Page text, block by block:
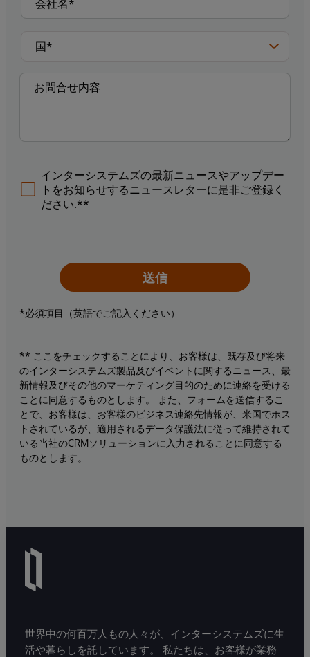
インターシステムズの最新ニュースやアップデー
トをお知らせするニュースレターに是非ご登録く
ださい.**
送信
*必須項目（英語でご記入ください）
** ここをチェックすることにより、お客様は、既存及び将来
のインターシステムズ製品及びイベントに関するニュース、最
新情報及びその他のマーケティング目的のために連絡を受ける
ことに同意するものとします。 また、フォームを送信するこ
とで、お客様は、お客様のビジネス連絡先情報が、米国でホス
トされているが、適用されるデータ保護法に従って維持されて
いる当社のCRMソリューションに入力されることに同意する
ものとします。
世界中の何百万人もの人々が、インターシステムズに生
活や暮らしを託しています。 私たちは、お客様が業務